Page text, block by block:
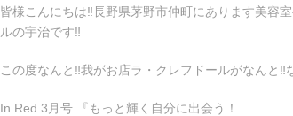
皆様こんにちは‼︎長野県茅野市仲町にあります美容
ルの宇治です‼︎
この度なんと‼︎我がお店ラ・クレフドールがなんと‼︎
In Red 3月号 『もっと輝く自分に出会う！